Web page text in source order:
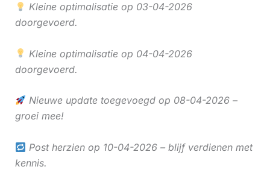
Kleine optimalisatie op 03-04-2026
doorgevoerd.
Kleine optimalisatie op 04-04-2026
doorgevoerd.
Nieuwe update toegevoegd op 08-04-2026 –
groei mee!
Post herzien op 10-04-2026 – blijf verdienen met
kennis.